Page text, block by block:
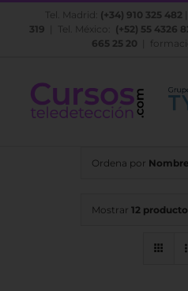
Saltar
Tel. Madrid: (+34) 910 325 482
319 | Tel. México: (+52) 55 4326
665 25 20
Ordena por Nombre
Mostrar 12